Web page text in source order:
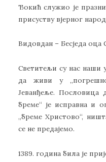
Ђокић служио је
присуству вјерног
Видовдан – Бесједа
Светитељи су нас наши
да живи у
Јеванђеље. Пословица
бреме“ је исправна и
,,бреме Христово“,
се не предајемо.
1389. година била је